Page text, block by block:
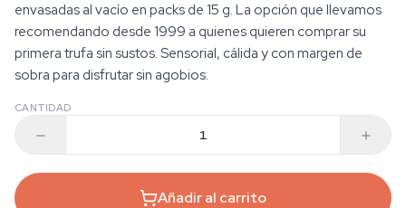
envasadas al vacío en packs de 15 g. La opción que llevamos
recomendando desde 1999 a quienes quieren comprar su
primera trufa sin sustos. Sensorial, cálida y con margen de
sobra para disfrutar sin agobios.
CANTIDAD
Añadir al carrito